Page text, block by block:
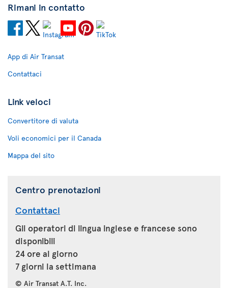
Rimani in contatto
App di Air Transat
Contattaci
Link veloci
Convertitore di valuta
Voli economici per il Canada
Mappa del sito
Centro prenotazioni
Contattaci
Gli operatori di lingua inglese e francese sono
disponibili
24 ore al giorno
7 giorni la settimana
© Air Transat A.T. Inc.